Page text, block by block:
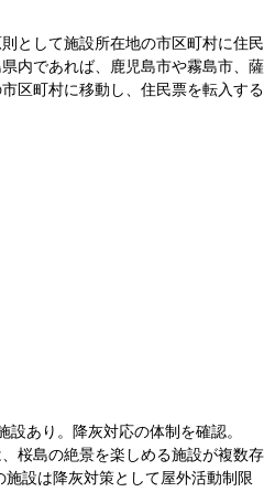
として施設所在地の市区町村に住民
内であれば、鹿児島市や霧島市、薩
区町村に移動し、住民票を転入する
あり。降灰対応の体制を確認。
桜島の絶景を楽しめる施設が複数存
設は降灰対策として屋外活動制限